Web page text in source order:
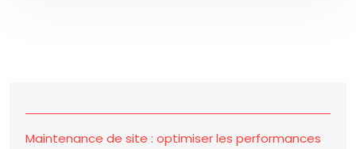
Maintenance de site : optimiser les performances